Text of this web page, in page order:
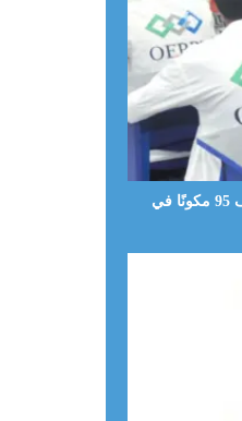
مكتب التكوين المهني يعلن عن توظيف 95 مكونًا في